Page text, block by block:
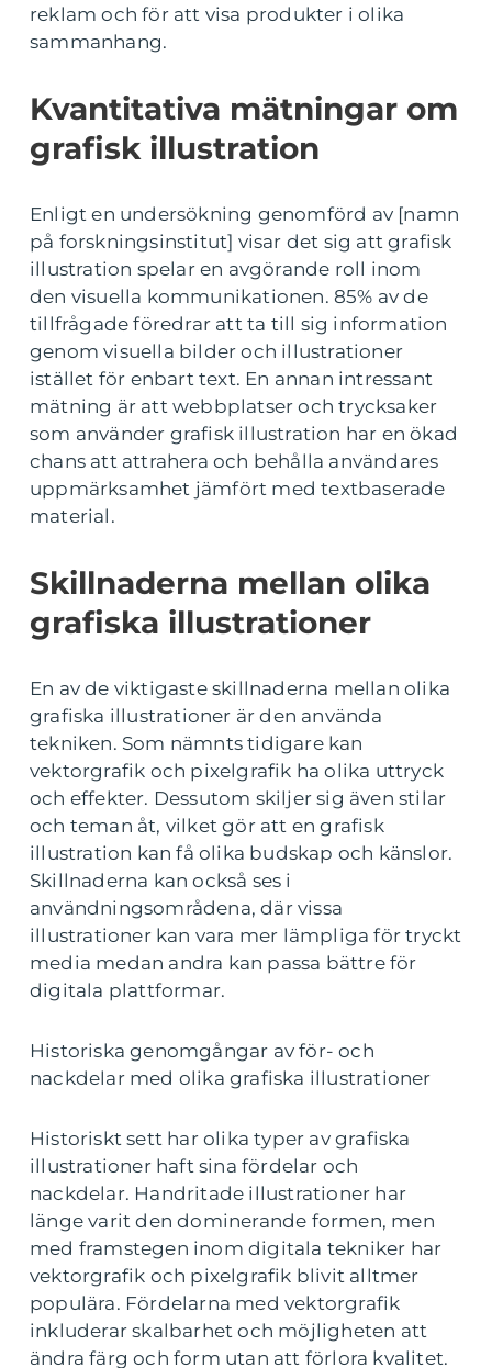
reklam och för att visa produkter i olika
sammanhang.
Kvantitativa mätningar om
grafisk illustration
Enligt en undersökning genomförd av [namn
på forskningsinstitut] visar det sig att grafisk
illustration spelar en avgörande roll inom
den visuella kommunikationen. 85% av de
tillfrågade föredrar att ta till sig information
genom visuella bilder och illustrationer
istället för enbart text. En annan intressant
mätning är att webbplatser och trycksaker
som använder grafisk illustration har en ökad
chans att attrahera och behålla användares
uppmärksamhet jämfört med textbaserade
material.
Skillnaderna mellan olika
grafiska illustrationer
En av de viktigaste skillnaderna mellan olika
grafiska illustrationer är den använda
tekniken. Som nämnts tidigare kan
vektorgrafik och pixelgrafik ha olika uttryck
och effekter. Dessutom skiljer sig även stilar
och teman åt, vilket gör att en grafisk
illustration kan få olika budskap och känslor.
Skillnaderna kan också ses i
användningsområdena, där vissa
illustrationer kan vara mer lämpliga för tryckt
media medan andra kan passa bättre för
digitala plattformar.
Historiska genomgångar av för- och
nackdelar med olika grafiska illustrationer
Historiskt sett har olika typer av grafiska
illustrationer haft sina fördelar och
nackdelar. Handritade illustrationer har
länge varit den dominerande formen, men
med framstegen inom digitala tekniker har
vektorgrafik och pixelgrafik blivit alltmer
populära. Fördelarna med vektorgrafik
inkluderar skalbarhet och möjligheten att
ändra färg och form utan att förlora kvalitet.